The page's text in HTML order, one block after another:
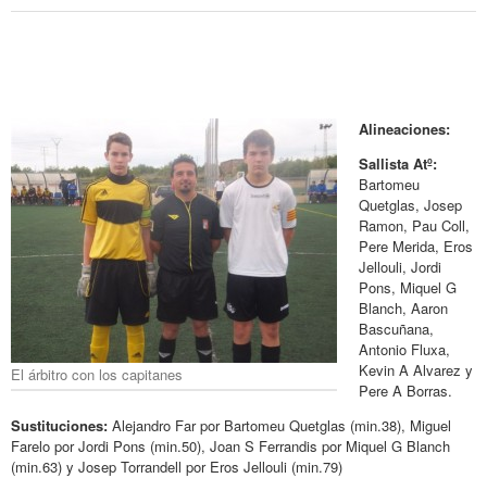
El árbitro con los capitanes
Alineaciones:
Sallista Atº:
Bartomeu
Quetglas, Josep
Ramon, Pau Coll,
Pere Merida, Eros
Jellouli, Jordi
Pons, Miquel G
Blanch, Aaron
Bascuñana,
Antonio Fluxa,
Kevin A Alvarez y
Pere A Borras.
Sustituciones: Alejandro Far por Bartomeu Quetglas (min.38), Miguel
Farelo por Jordi Pons (min.50), Joan S Ferrandis por Miquel G Blanch
(min.63) y Josep Torrandell por Eros Jellouli (min.79)